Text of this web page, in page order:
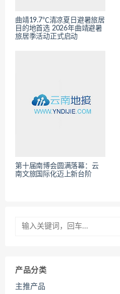
曲靖19.7℃清凉夏日避暑旅居
目的地首选 2026年曲靖避暑
旅居季活动正式启动
第十届南博会圆满落幕：云
南文旅国际化迈上新台阶
产品分类
主推产品